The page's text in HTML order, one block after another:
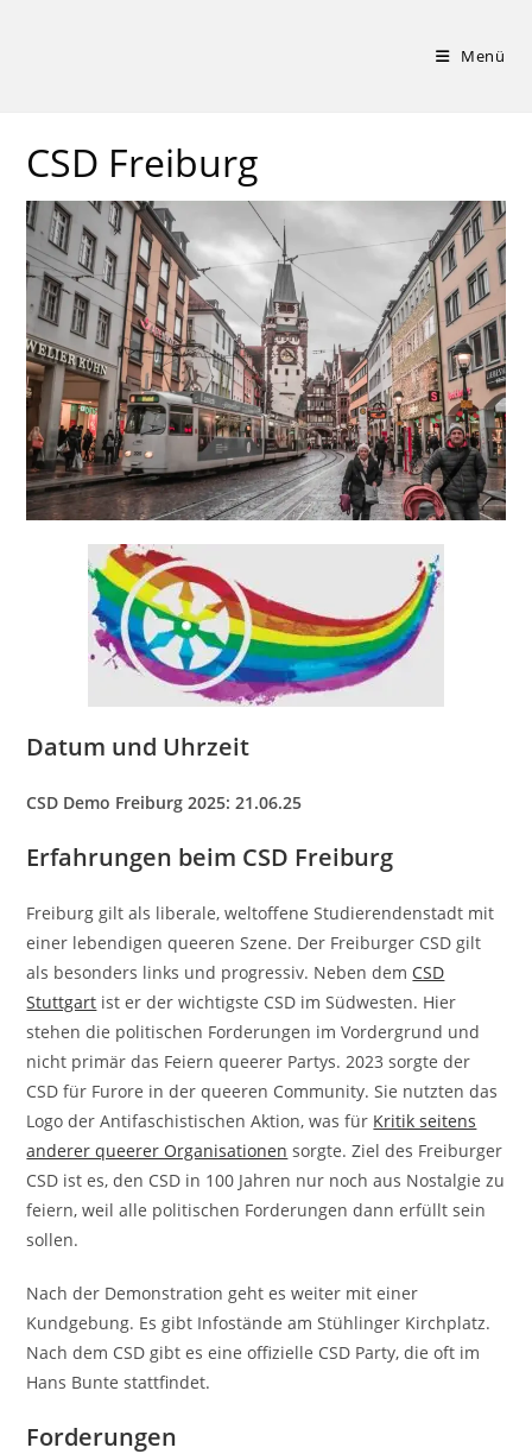
Menü
CSD Freiburg
Datum und Uhrzeit
CSD Demo Freiburg 2025: 21.06.25
Erfahrungen beim CSD Freiburg
Freiburg gilt als liberale, weltoffene Studierendenstadt mit
einer lebendigen queeren Szene. Der Freiburger CSD gilt
als besonders links und progressiv. Neben dem CSD
Stuttgart ist er der wichtigste CSD im Südwesten. Hier
stehen die politischen Forderungen im Vordergrund und
nicht primär das Feiern queerer Partys. 2023 sorgte der
CSD für Furore in der queeren Community. Sie nutzten das
Logo der Antifaschistischen Aktion, was für Kritik seitens
anderer queerer Organisationen sorgte. Ziel des Freiburger
CSD ist es, den CSD in 100 Jahren nur noch aus Nostalgie zu
feiern, weil alle politischen Forderungen dann erfüllt sein
sollen.
Nach der Demonstration geht es weiter mit einer
Kundgebung. Es gibt Infostände am Stühlinger Kirchplatz.
Nach dem CSD gibt es eine offizielle CSD Party, die oft im
Hans Bunte stattfindet.
Forderungen